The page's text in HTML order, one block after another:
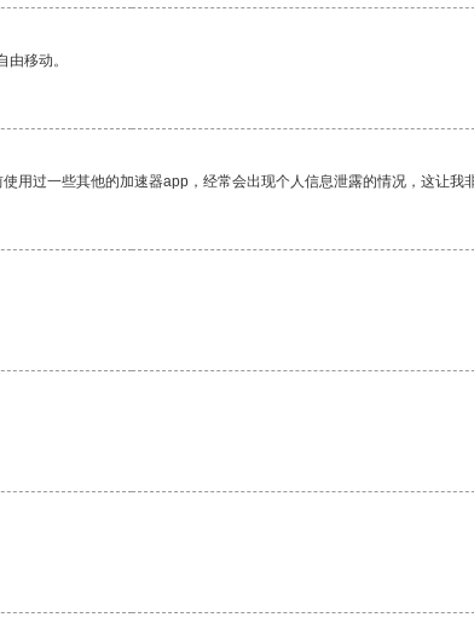
移动。
过一些其他的加速器app，经常会出现个人信息泄露的情况，这让我